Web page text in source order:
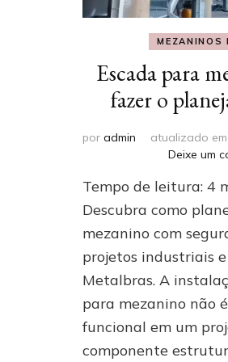
MEZANINOS
Escada para
fazer o
poradmin atualizado
Deixe um
Tempo de leitura: 4
Descubra como
mezanino com
projetos industriais
Metalbras. A
para mezanino não
funcional em um
componente